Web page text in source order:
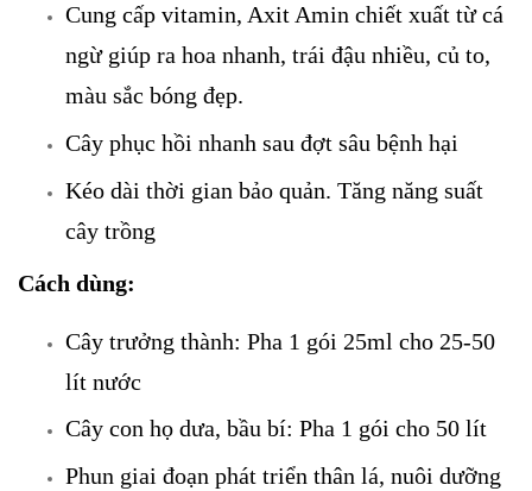
Cung cấp vitamin, Axit Amin chiết xuất từ cá
ngừ giúp ra hoa nhanh, trái đậu nhiều, củ to,
màu sắc bóng đẹp.
Cây phục hồi nhanh sau đợt sâu bệnh hại
Kéo dài thời gian bảo quản. Tăng năng suất
cây trồng
Cách dùng:
Cây trưởng thành: Pha 1 gói 25ml cho 25-50
lít nước
Cây con họ dưa, bầu bí: Pha 1 gói cho 50 lít
Phun giai đoạn phát triển thân lá, nuôi dưỡng